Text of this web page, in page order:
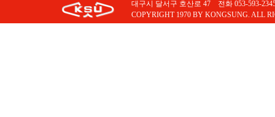
대구시 달서구 호산로 47 전화 053-593-
COPYRIGHT 1970 BY KONGSUNG. ALL